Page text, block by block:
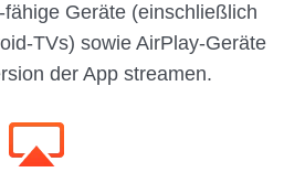
Geräte (einschließlich
TVs) sowie AirPlay-Geräte
der App streamen.